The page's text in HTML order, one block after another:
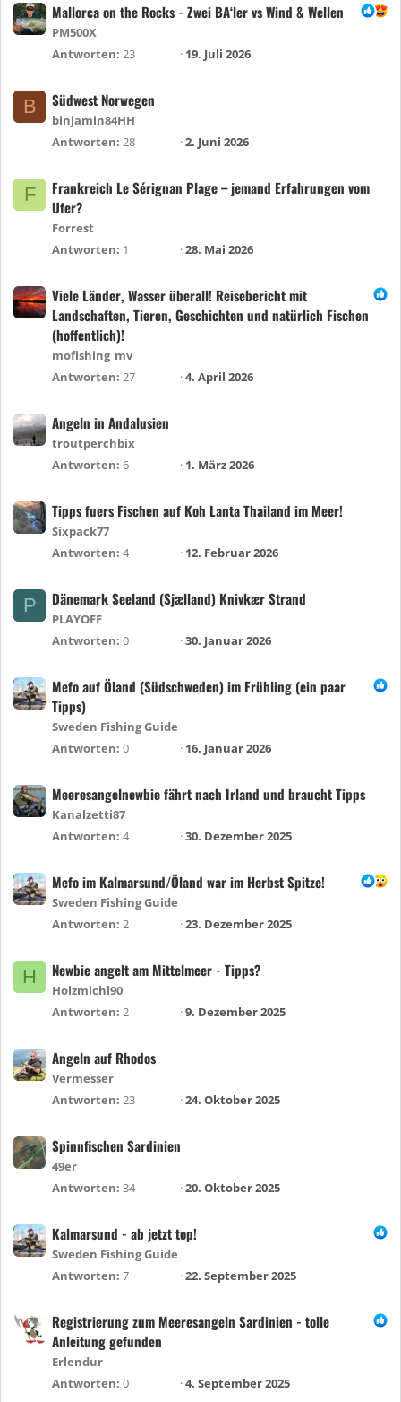
Mallorca on the Rocks - Zwei BA‘ler vs Wind & Wellen
PM500X
Antworten 23 19. Juli 2026
B Südwest Norwegen
binjamin84HH
Antworten 28 2. Juni 2026
F
Frankreich Le Sérignan Plage – jemand Erfahrungen vom
Ufer?
Forrest
Antworten 1 28. Mai 2026
Viele Länder, Wasser überall! Reisebericht mit
Landschaften, Tieren, Geschichten und natürlich Fischen
(hoffentlich)!
mofishing_mv
Antworten 27 4. April 2026
Angeln in Andalusien
troutperchbix
Antworten 6 1. März 2026
Tipps fuers Fischen auf Koh Lanta Thailand im Meer!
Sixpack77
Antworten 4 12. Februar 2026
P Dänemark Seeland (Sjælland) Knivkær Strand
PLAYOFF
Antworten 0 30. Januar 2026
Mefo auf Öland (Südschweden) im Frühling (ein paar
Tipps)
Sweden Fishing Guide
Antworten 0 16. Januar 2026
Meeresangelnewbie fährt nach Irland und braucht Tipps
Kanalzetti87
Antworten 4 30. Dezember 2025
Mefo im Kalmarsund/Öland war im Herbst Spitze!
Sweden Fishing Guide
Antworten 2 23. Dezember 2025
H Newbie angelt am Mittelmeer - Tipps?
Holzmichl90
Antworten 2 9. Dezember 2025
Angeln auf Rhodos
Vermesser
Antworten 23 24. Oktober 2025
Spinnfischen Sardinien
49er
Antworten 34 20. Oktober 2025
Kalmarsund - ab jetzt top!
Sweden Fishing Guide
Antworten 7 22. September 2025
Registrierung zum Meeresangeln Sardinien - tolle
Anleitung gefunden
Erlendur
Antworten 0 4. September 2025